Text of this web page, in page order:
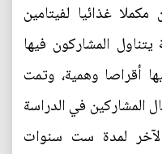
غذائيا لفيتامين
المشاركون فيها
أقراصا وهمية، وتمت
المشاركين في الدراسة
لمدة ست سنوات